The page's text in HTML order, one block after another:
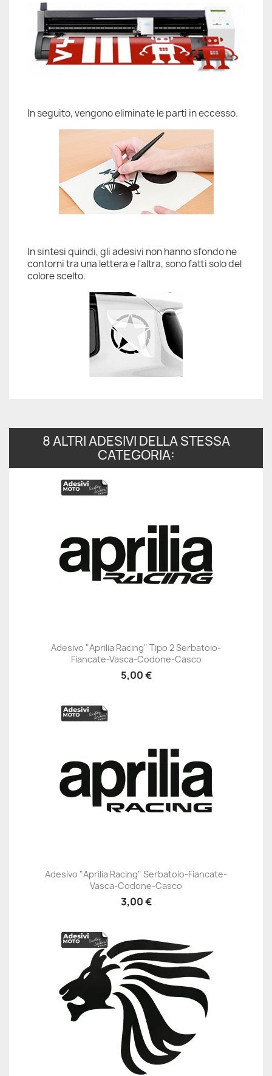
In seguito, vengono eliminate le parti in eccesso.
In sintesi quindi, gli adesivi non hanno sfondo ne
contorni tra una lettera e l'altra, sono fatti solo del
colore scelto.
8 ALTRI ADESIVI DELLA STESSA
CATEGORIA:
Adesivo "Aprilia Racing" Tipo 2 Serbatoio-
Fiancate-Vasca-Codone-Casco
5,00 €
Adesivo "Aprilia Racing" Serbatoio-Fiancate-
Vasca-Codone-Casco
3,00 €